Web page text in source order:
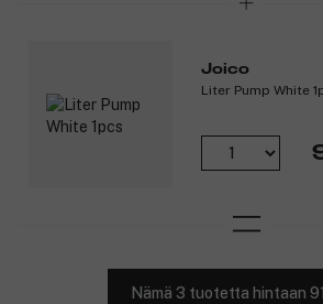
Joico
Liter Pump White
Nämä 3 tuotetta hintaan